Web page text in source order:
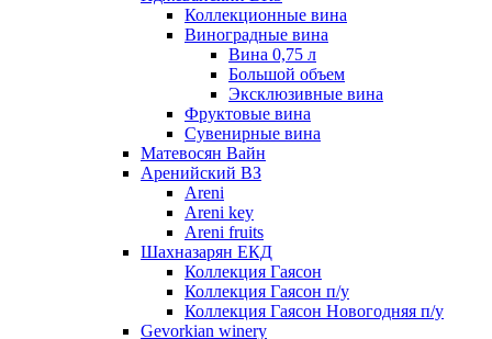
Коллекционные вина
Виноградные вина
Вина 0,75 л
Большой объем
Эксклюзивные вина
Фруктовые вина
Cувенирные вина
Матевосян Вайн
Аренийский ВЗ
Areni
Areni key
Areni fruits
Шахназарян ЕКД
Коллекция Гаясон
Коллекция Гаясон п/у
Коллекция Гаясон Новогодняя п/у
Gevorkian winery